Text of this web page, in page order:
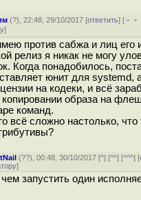
(?), 22:48, 29/10/2017 [ответить] [
]
против сабжа и лиц
релиз я никак не могу
Когда понадобилось,
юнит для systemd,
на кодеки, и всё
образа на
команд.
всё сложно настолько, что
(??), 00:48, 30/10/2017 [^] [^^] [^^^] [
]
запустить один